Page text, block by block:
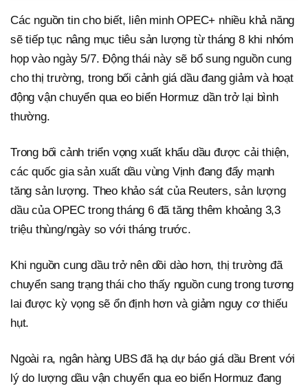
Các nguồn tin cho biết, liên minh OPEC+ nhiều khả năng
sẽ tiếp tục nâng mục tiêu sản lượng từ tháng 8 khi nhóm
họp vào ngày 5/7. Động thái này sẽ bổ sung nguồn cung
cho thị trường, trong bối cảnh giá dầu đang giảm và hoạt
động vận chuyển qua eo biển Hormuz dần trở lại bình
thường.
Trong bối cảnh triển vọng xuất khẩu dầu được cải thiện,
các quốc gia sản xuất dầu vùng Vịnh đang đẩy mạnh
tăng sản lượng. Theo khảo sát của Reuters, sản lượng
dầu của OPEC trong tháng 6 đã tăng thêm khoảng 3,3
triệu thùng/ngày so với tháng trước.
Khi nguồn cung dầu trở nên dồi dào hơn, thị trường đã
chuyển sang trạng thái cho thấy nguồn cung trong tương
lai được kỳ vọng sẽ ổn định hơn và giảm nguy cơ thiếu
hụt.
Ngoài ra, ngân hàng UBS đã hạ dự báo giá dầu Brent với
lý do lượng dầu vận chuyển qua eo biển Hormuz đang